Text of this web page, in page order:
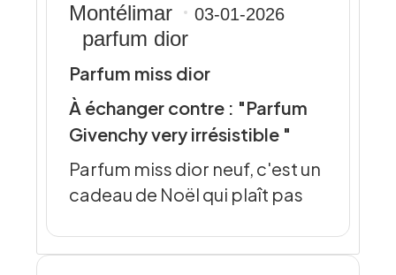
Montélimar 03-01-2026
parfum dior
Parfum miss dior
À échanger contre : "Parfum
Givenchy very irrésistible "
Parfum miss dior neuf, c'est un
cadeau de Noël qui plaît pas